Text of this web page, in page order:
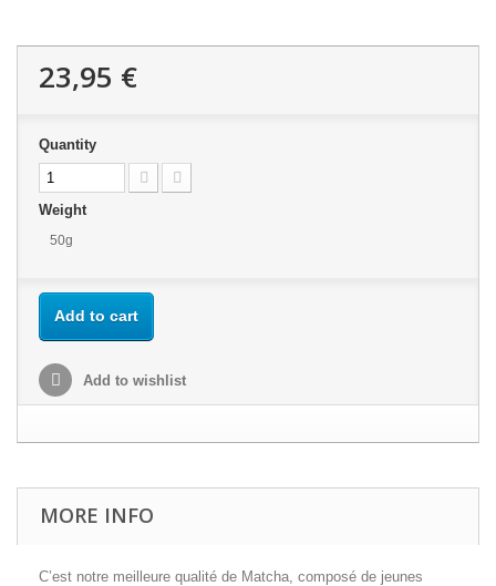
23,95 €
Quantity
Weight
50g
Add to cart
Add to wishlist
MORE INFO
C’est notre meilleure qualité de Matcha, composé de jeunes